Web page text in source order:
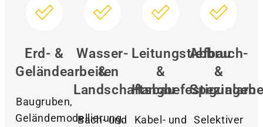
Erd- &
Geländearbeiten
Baugruben,
Geländemodellierung,
Wasser-
&
Landschaftsbau
Bach- und
Leitungstiefbau
&
Hangbefestigungen
Kabel- und
Abbruch-
&
Selektiver